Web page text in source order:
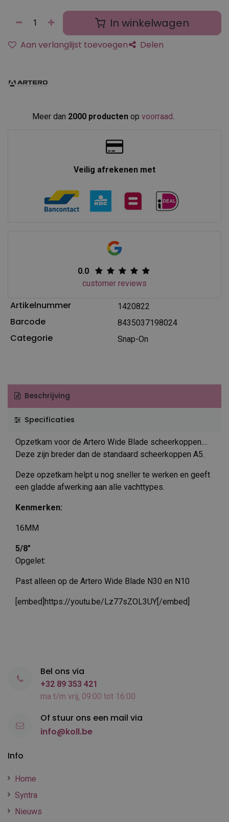
In winkelwagen
Aan verlanglijst toevoegen Delen
Meer dan 2000 producten op voorraad
Veilig afrekenen met
0.0
customer reviews
Artikelnummer 1420822
Barcode 8435037198024
Categorie Snap-On
Beschrijving
Specificaties
Opzetkam voor de Artero Wide Blade scheerkoppen....
Deze zijn breder dan de standaard scheerkoppen A5.
Deze opzetkam helpt u nog sneller te werken en geeft
een gladde afwerking aan alle vachttypes.
Kenmerken:
16MM
5/8"
Opgelet:
Past alleen op de Artero Wide Blade N30 en N10
[embed]https://youtu.be/Lz77sZOL3UY[/embed]
Info
Home
Syntra
Nieuws
Bel ons via
+32 89 353 421
ma t/m vrij, 09:00 tot 16:00
Of stuur ons een mail via
info@koll.be